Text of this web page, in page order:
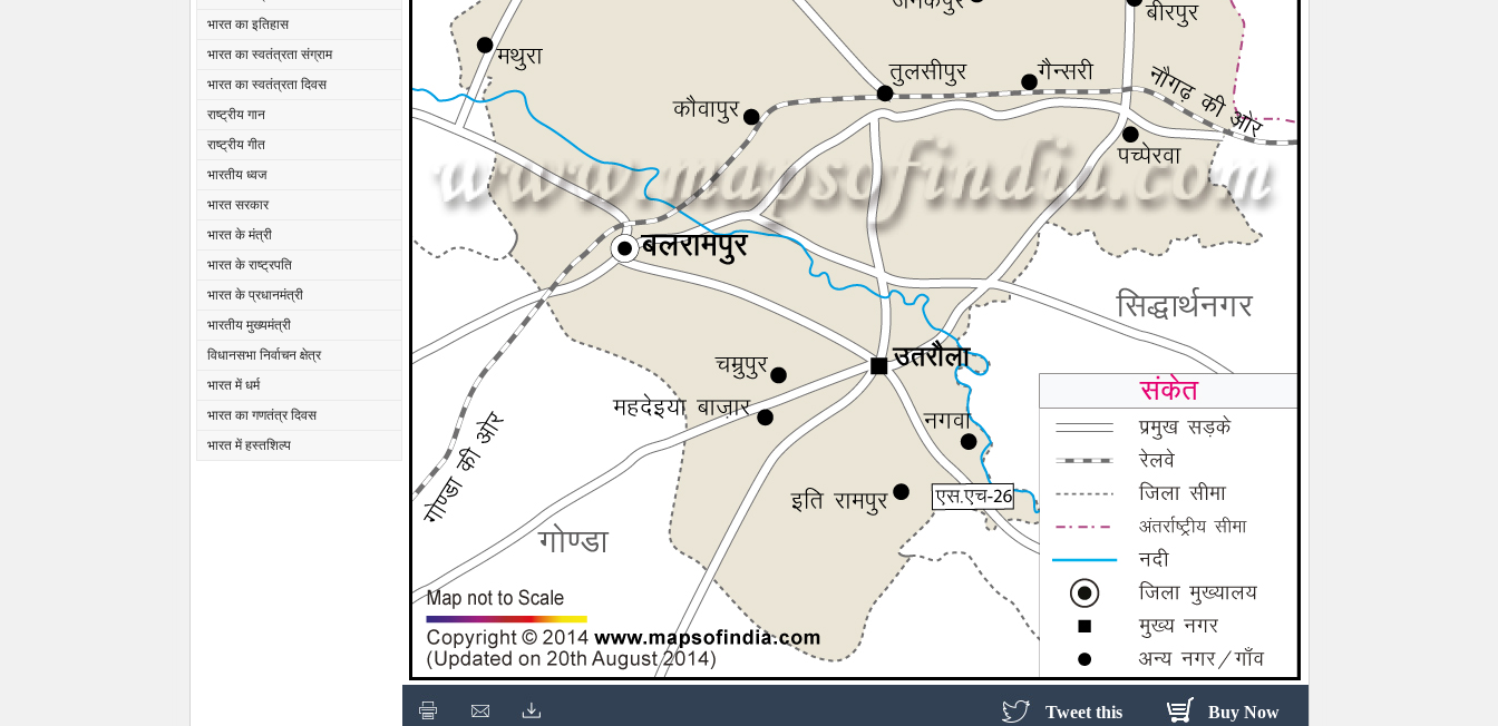
भारत का इतिहास
भारत का स्वतंत्रता संग्राम
भारत का स्वतंत्रता दिवस
राष्ट्रीय गान
राष्ट्रीय गीत
भारतीय ध्वज
भारत सरकार
भारत के मंत्री
भारत के राष्ट्रपति
भारत के प्रधानमंत्री
भारतीय मुख्यमंत्री
विधानसभा निर्वाचन क्षेत्र
भारत में धर्म
भारत का गणतंत्र दिवस
भारत में हस्तशिल्प
Buy Now
Tweet this